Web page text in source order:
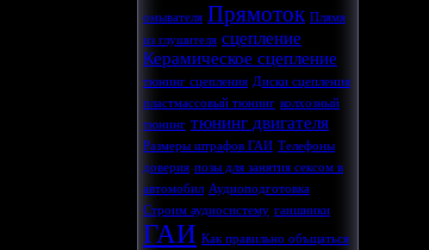
омывателя Прямоток Плямя
из глушителя сцепление
Керамическое сцепление
тюнинг сцепления Диски сцепления
пластмассовый тюнинг колхозный
тюнинг тюнинг двигателя
Размеры штрафов ГАИ Телефоны
доверия позы для занятия сексом в
автомобил Аудиоподготовка
Строим аудиосистему гаишники
ГАИ Как правильно объщаться